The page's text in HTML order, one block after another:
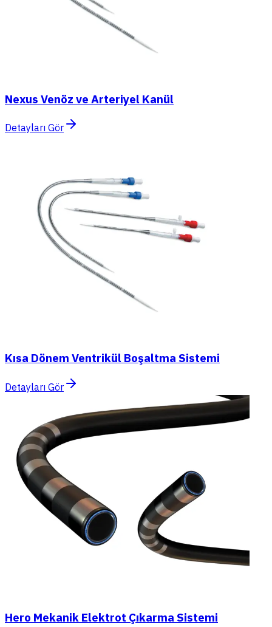
Nexus Venöz ve Arteriyel Kanül
Detayları Gör
Kısa Dönem Ventrikül Boşaltma Sistemi
Detayları Gör
Hero Mekanik Elektrot Çıkarma Sistemi